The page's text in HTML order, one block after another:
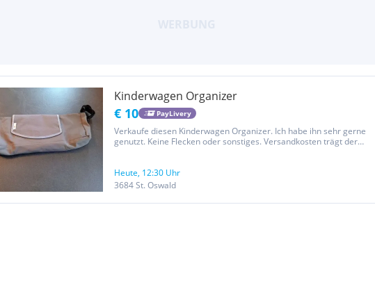
Kinderwagen Organizer
€ 10 PayLivery
Verkaufe diesen Kinderwagen Organizer. Ich habe ihn sehr gerne
genutzt. Keine Flecken oder sonstiges. Versandkosten trägt der
Heute, 12:30 Uhr
3684 St. Oswald